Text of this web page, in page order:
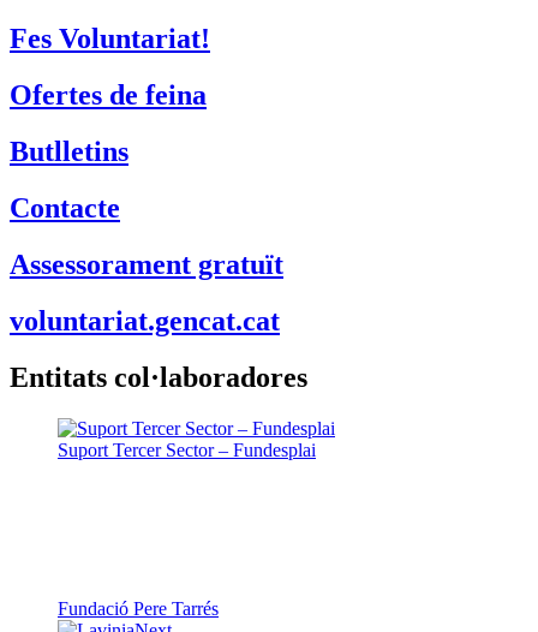
Fes Voluntariat!
Ofertes de feina
Butlletins
Contacte
Assessorament gratuït
voluntariat.gencat.cat
Entitats col·laboradores
Suport Tercer Sector – Fundesplai
Fundació Pere Tarrés